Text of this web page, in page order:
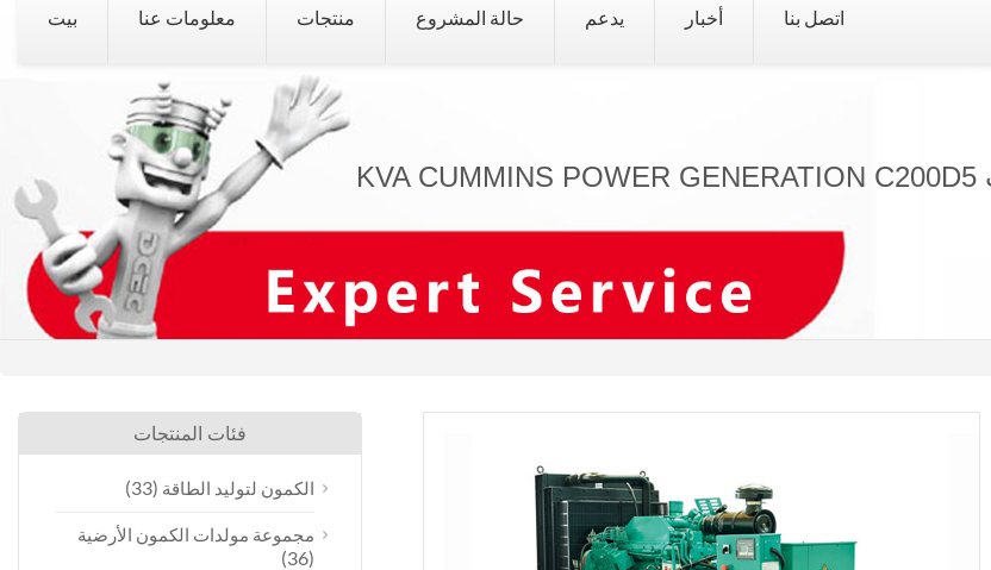
بيت معلومات عنا منتجات حالة المشروع يدعم أخبار اتصل بنا
فئات المنتجات
الكمون لتوليد الطاقة (33)
مجموعة مولدات الكمون الأرضية
(36)